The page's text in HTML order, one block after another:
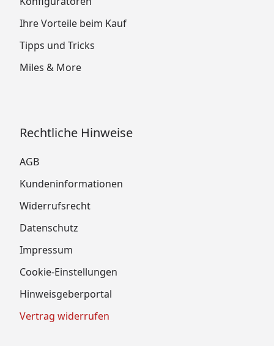
Ihre Vorteile beim Kauf
Tipps und Tricks
Miles & More
Rechtliche Hinweise
AGB
Kundeninformationen
Widerrufsrecht
Datenschutz
Impressum
Cookie-Einstellungen
Hinweisgeberportal
Vertrag widerrufen